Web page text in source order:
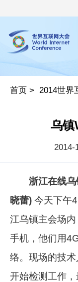
首页 > 2014世界
乌镇
2014-
浙江在线乌
晓蕾)今天下午
江乌镇主会场
手机，他们用
络。现场的技
开始检测工作